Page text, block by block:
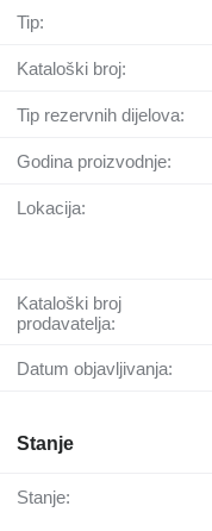
Tip:
Kataloški broj:
Tip rezervnih dijelova:
Godina proizvodnje:
Lokacija:
Kataloški broj
prodavatelja:
Datum objavljivanja:
Stanje
Stanje: